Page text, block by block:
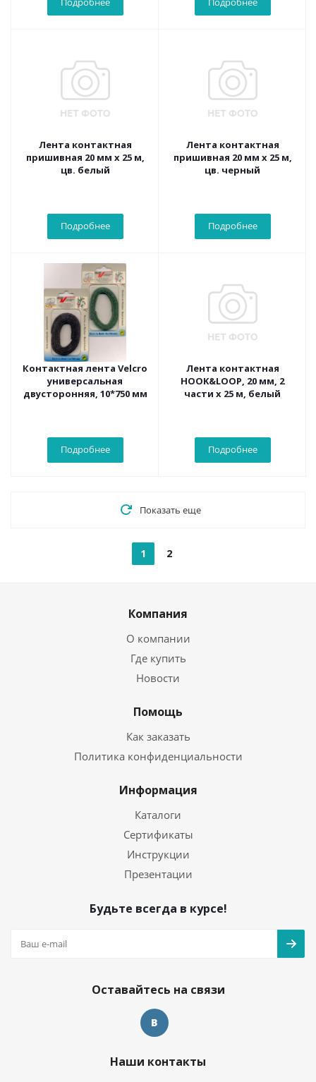
Лента контактная
пришивная 20 мм х 25 м,
цв. белый
Подробнее
Лента контактная
пришивная 20 мм х 25 м,
цв. черный
Подробнее
Контактная лента Velcro
универсальная
двусторонняя, 10*750 мм
Подробнее
Лента контактная
HOOK&LOOP, 20 мм, 2
части х 25 м, белый
Подробнее
Показать еще
1 2
Компания
О компании
Где купить
Новости
Помощь
Как заказать
Политика конфиденциальности
Информация
Каталоги
Сертификаты
Инструкции
Презентации
Будьте всегда в курсе!
Оставайтесь на связи
Наши контакты